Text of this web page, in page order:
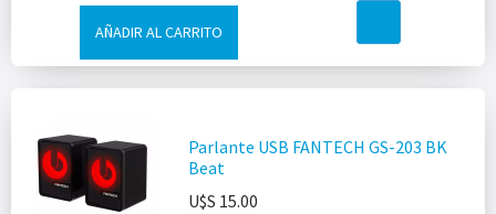
AÑADIR AL CARRITO
Parlante USB FANTECH GS-203 BK
Beat
U$S 15.00